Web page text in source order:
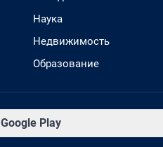
Наука
Недвижимость
Образование
Google Play